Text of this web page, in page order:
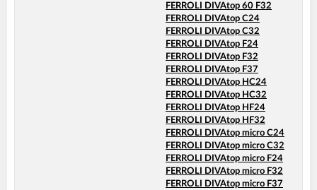
FERROLI DIVAtop 60 F32
FERROLI DIVAtop C24
FERROLI DIVAtop C32
FERROLI DIVAtop F24
FERROLI DIVAtop F32
FERROLI DIVAtop F37
FERROLI DIVAtop HC24
FERROLI DIVAtop HC32
FERROLI DIVAtop HF24
FERROLI DIVAtop HF32
FERROLI DIVAtop micro C24
FERROLI DIVAtop micro C32
FERROLI DIVAtop micro F24
FERROLI DIVAtop micro F32
FERROLI DIVAtop micro F37